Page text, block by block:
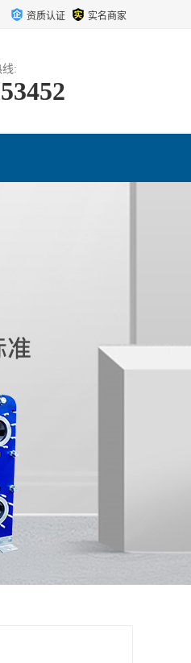
资质认证 实名商家
: